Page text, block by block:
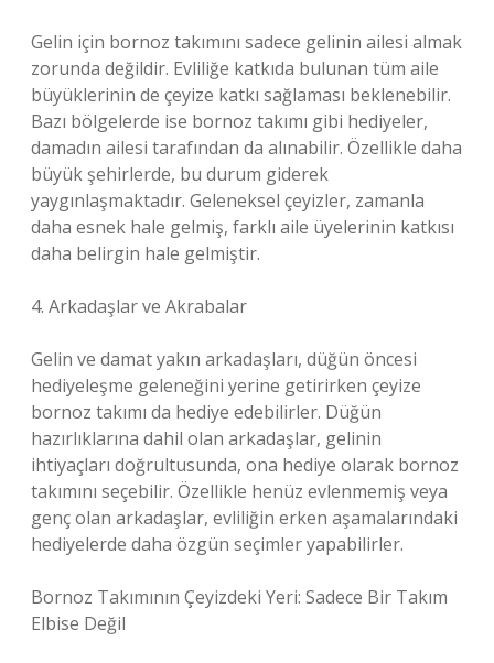
Gelin için bornoz takımını sadece gelinin ailesi almak
zorunda değildir. Evliliğe katkıda bulunan tüm aile
büyüklerinin de çeyize katkı sağlaması beklenebilir.
Bazı bölgelerde ise bornoz takımı gibi hediyeler,
damadın ailesi tarafından da alınabilir. Özellikle daha
büyük şehirlerde, bu durum giderek
yaygınlaşmaktadır. Geleneksel çeyizler, zamanla
daha esnek hale gelmiş, farklı aile üyelerinin katkısı
daha belirgin hale gelmiştir.
4. Arkadaşlar ve Akrabalar
Gelin ve damat yakın arkadaşları, düğün öncesi
hediyeleşme geleneğini yerine getirirken çeyize
bornoz takımı da hediye edebilirler. Düğün
hazırlıklarına dahil olan arkadaşlar, gelinin
ihtiyaçları doğrultusunda, ona hediye olarak bornoz
takımını seçebilir. Özellikle henüz evlenmemiş veya
genç olan arkadaşlar, evliliğin erken aşamalarındaki
hediyelerde daha özgün seçimler yapabilirler.
Bornoz Takımının Çeyizdeki Yeri: Sadece Bir Takım
Elbise Değil